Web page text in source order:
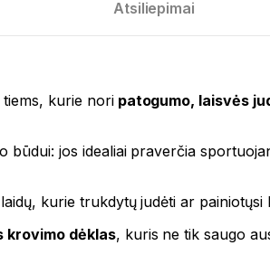
Atsiliepimai
tiems, kurie noripatogumo, laisvės
būdui: jos idealiai praverčia
kurie trukdytų judėti ar
krovimo dėklas, kuris ne tik saugo